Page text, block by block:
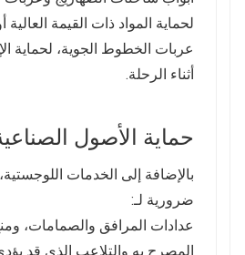
لحماية المواد ذات القيمة العالية
عربات الخطوط الجوية، لحماية
أثناء الرحلة.
حماية الأصول
بالإضافة إلى الخدمات
ضرورية لـ:
عدادات المرافق والصمامات،
المصرح به والتلاعب الذي قد